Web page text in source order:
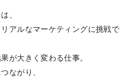
、
アルなマーケティングに挑戦で
が大きく変わる仕事。
ながり、